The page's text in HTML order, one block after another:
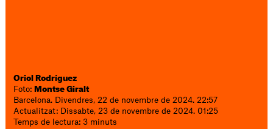
Oriol Rodríguez
Foto: Montse Giralt
Barcelona. Divendres, 22 de novembre de 2024. 22:57
Actualitzat: Dissabte, 23 de novembre de 2024. 01:25
Temps de lectura: 3 minuts